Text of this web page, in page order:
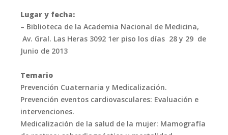
Lugar y fecha:
– Biblioteca de la Academia Nacional de Medicina,
Av. Gral. Las Heras 3092 1er piso los días 28 y 29 de
Junio de 2013
Temario
Prevención Cuaternaria y Medicalización.
Prevención eventos cardiovasculares: Evaluación e
intervenciones.
Medicalización de la salud de la mujer: Mamografía